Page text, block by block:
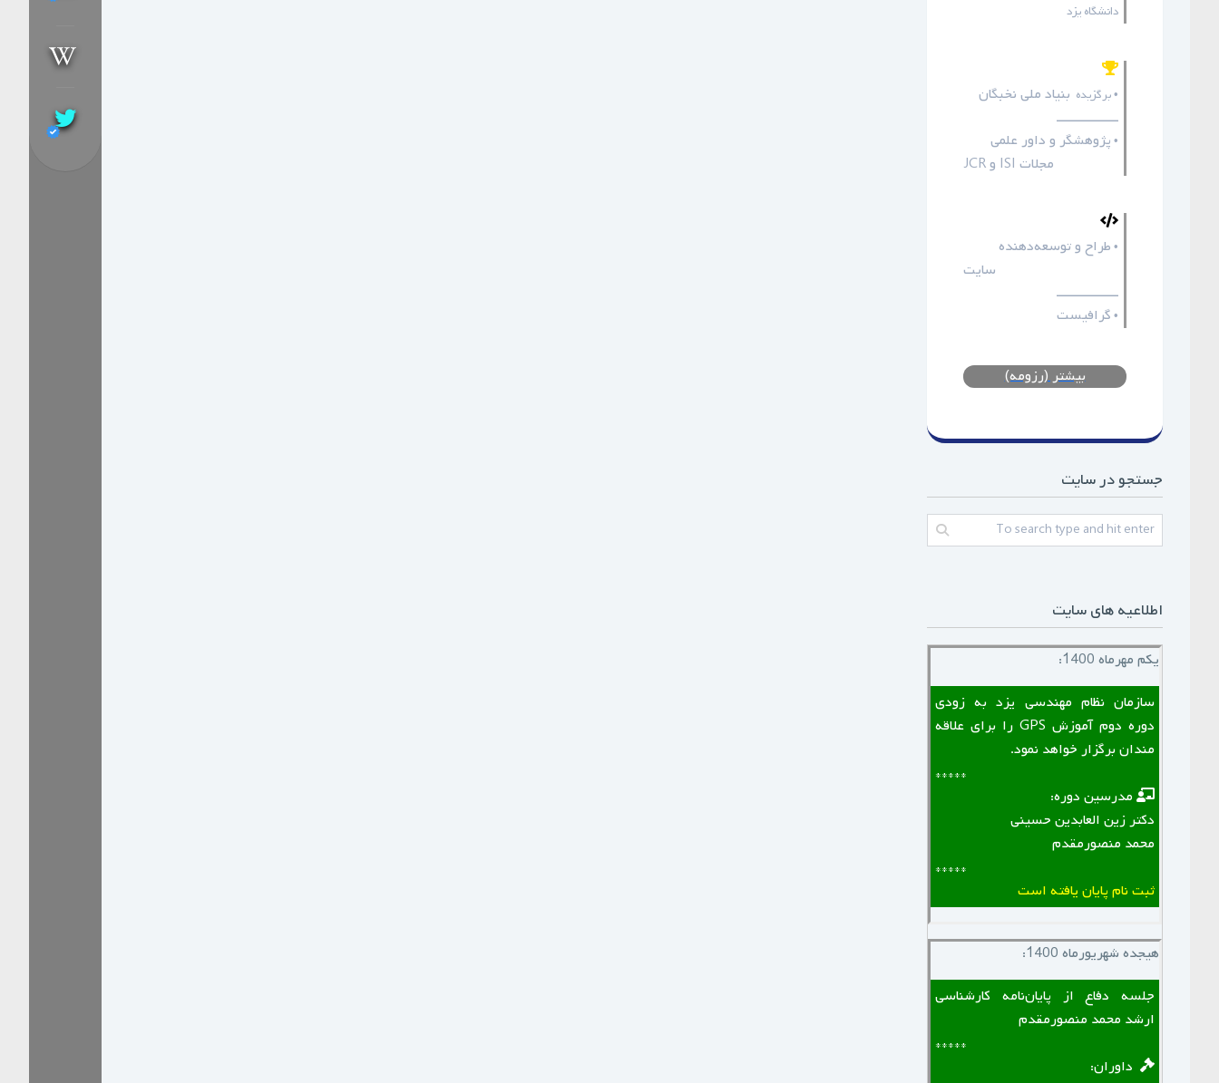
دانشگاه یزد
• برگزیده بنیاد ملی نخبگان
ـــــــــــــــــ
• پژوهشگر و داور علمی
مجلات ISI وJCR
• طراح و توسعه‌دهنده
سایت
ـــــــــــــــــ
• گرافیست
بیشتر (رزومه)
جستجو در سایت
اطلاعیه های سایت
یکم مهرماه 1400:
سازمان نظام مهندسی یزد به زودی
دوره دوم آموزش GPS را برای علاقه
مندان برگزار خواهد نمود.
*****
‌ ‌ مدرسین دوره:
دکتر زین العابدین حسینی
محمد منصورمقدم
*****
ثبت نام پایان یافته است
هیجده شهریورماه 1400:
جلسه دفاع از پایان‌نامه کارشناسی
ارشد محمد منصورمقدم
*****
‌ ‌ داوران: